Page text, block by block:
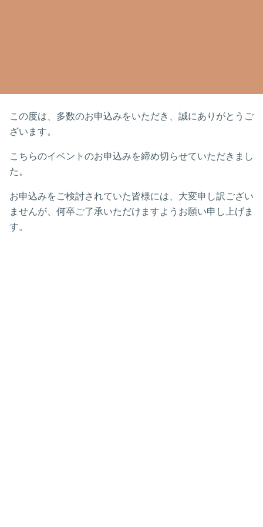
この度は、多数のお申込みをいただき、誠にありがとうご
ざいます。
こちらのイベントのお申込みを締め切らせていただきまし
た。
お申込みをご検討されていた皆様には、大変申し訳ござい
ませんが、何卒ご了承いただけますようお願い申し上げま
す。